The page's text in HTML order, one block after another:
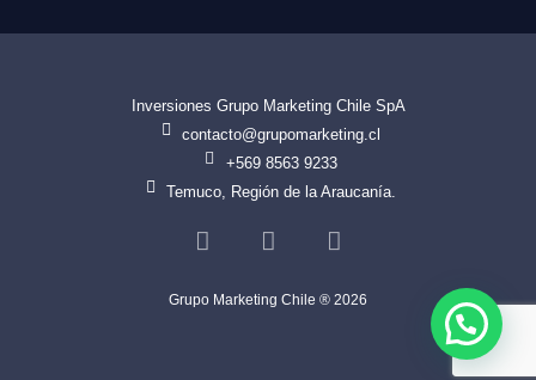
Inversiones Grupo Marketing Chile SpA
contacto@grupomarketing.cl
+569 8563 9233
Temuco, Región de la Araucanía.
Grupo Marketing Chile ® 2026